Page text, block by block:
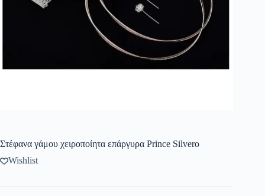
Στέφανα γάμου χειροποίητα επάργυρα Prince Silvero
Wishlist